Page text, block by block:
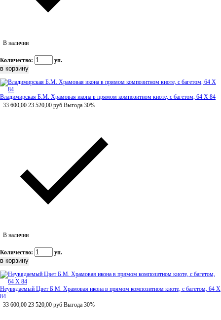
В наличии
Количество: уп.
Владимирская Б.М. Храмовая икона в прямом композитном киоте, с багетом, 64 Х 84
33 600,00 23 520,00 руб Выгода 30%
В наличии
Количество: уп.
Неувядаемый Цвет Б.М. Храмовая икона в прямом композитном киоте, с багетом, 64 Х
84
33 600,00 23 520,00 руб Выгода 30%